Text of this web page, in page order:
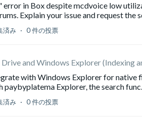
error in Box despite mcdvoice low
Explain your issue and request the
済み 0 件の投票
and Windows Explorer (Indexing
with Windows Explorer for native
paybyplatema Explorer, the search
済み 0 件の投票